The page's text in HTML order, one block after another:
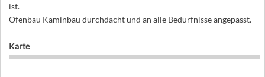
ist.
Ofenbau Kaminbau durchdacht und an alle Bedürfnisse angepasst.
Karte